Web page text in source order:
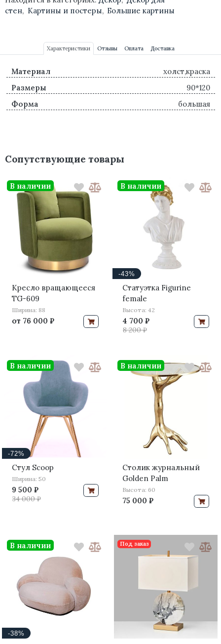
стен, Картины и постеры, Большие картины
Характеристики Отзывы Оплата Доставка
Материал
холст,краска
Размеры
90*120
Форма
большая
Сопутствующие товары
Кресло вращающееся
TG-609
Ширина: 88
от 76 000 ₽
В наличии
-43%
Статуэтка Figurine
female
Высота: 42
4 700 ₽
8 200 ₽
В наличии
-72%
Стул Scoop
Ширина: 50
9 500 ₽
34 000 ₽
В наличии
Столик журнальный
Golden Palm
Высота: 60
75 000 ₽
В наличии
-38%
В наличии Под заказ